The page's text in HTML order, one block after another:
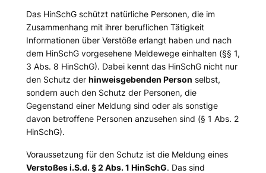
Das HinSchG schützt natürliche Personen, die im
Zusammenhang mit ihrer beruflichen Tätigkeit
Informationen über Verstöße erlangt haben und nach
dem HinSchG vorgesehene Meldewege einhalten (§§ 1,
3 Abs. 8 HinSchG). Dabei kennt das HinSchG nicht nur
den Schutz der hinweisgebenden Person selbst,
sondern auch den Schutz der Personen, die
Gegenstand einer Meldung sind oder als sonstige
davon betroffene Personen anzusehen sind (§ 1 Abs. 2
HinSchG).
Voraussetzung für den Schutz ist die Meldung eines
Verstoßes i.S.d. § 2 Abs. 1 HinSchG. Das sind